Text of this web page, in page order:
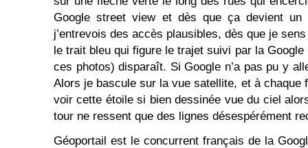
Google street view et dès que ça devient un
j’entrevois des accès plausibles, dès que je
le trait bleu qui figure le trajet suivi par la
ces photos) disparaît. Si Google n’a pas pu y
Alors je bascule sur la vue satellite, et à chaque
voir cette étoile si bien dessinée vue du ciel
tour ne ressent que des lignes désespérément
Géoportail est le concurrent français de la